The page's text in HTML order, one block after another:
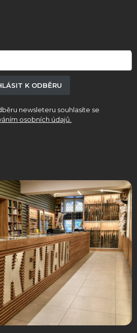
K ODBĚRU
newsleteru souhlasíte se
osobních údajů.